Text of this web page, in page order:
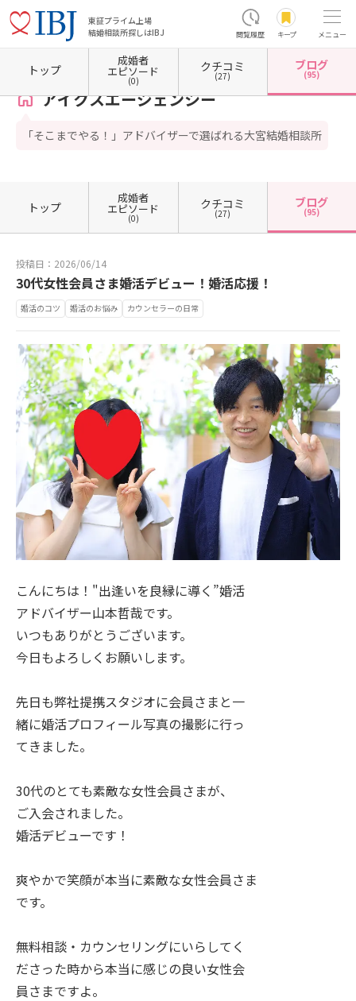
東証プライム上場
結婚相談所探しはIBJ
閲覧履歴 キープ メニュー
ホーム 埼玉県の結婚相談所 埼玉県さいたま市 埼玉県さいたま市大宮区 アイクスエ
アイクスエージェンシー
「そこまでやる！」アドバイザーで選ばれる大宮結婚相談所
トップ
成婚者
エピソード
(0)
クチコミ
(27)
ブログ
(95)
トップ
成婚者
エピソード
(0)
クチコミ
(27)
ブログ
(95)
投稿日：2026/06/14
30代女性会員さま婚活デビュー！婚活応援！
婚活のコツ 婚活のお悩み カウンセラーの日常
こんにちは！"出逢いを良縁に導く”婚活
アドバイザー山本哲哉です。
いつもありがとうございます。
今日もよろしくお願いします。
先日も弊社提携スタジオに会員さまと一
緒に婚活プロフィール写真の撮影に行っ
てきました。
30代のとても素敵な女性会員さまが、
ご入会されました。
婚活デビューです！
爽やかで笑顔が本当に素敵な女性会員さま
です。
無料相談・カウンセリングにいらしてく
ださった時から本当に感じの良い女性会
員さまですよ。